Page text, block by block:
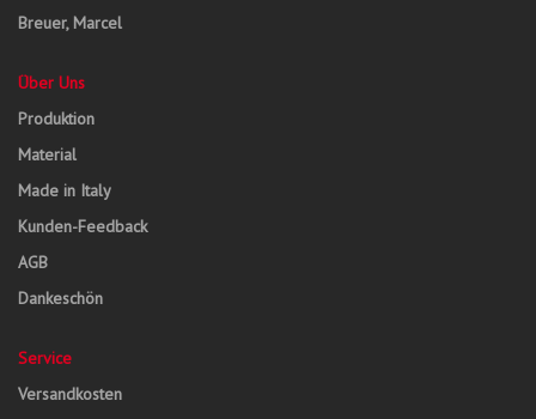
Breuer, Marcel
Über Uns
Produktion
Material
Made in Italy
Kunden-Feedback
AGB
Dankeschön
Service
Versandkosten